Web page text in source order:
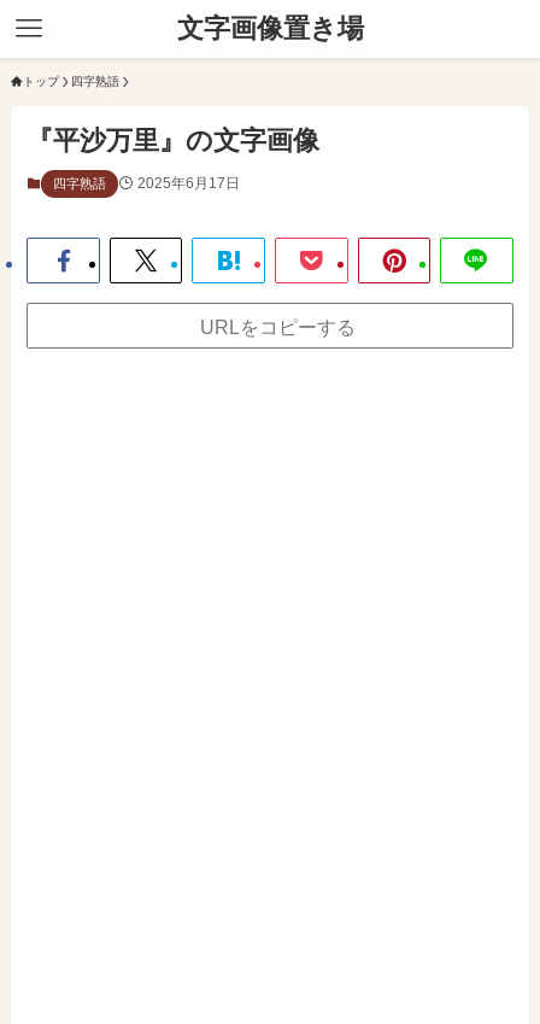
文字画像置き場
トップ 四字熟語
『平沙万里』の文字画像
四字熟語 2025年6月17日
URLをコピーする